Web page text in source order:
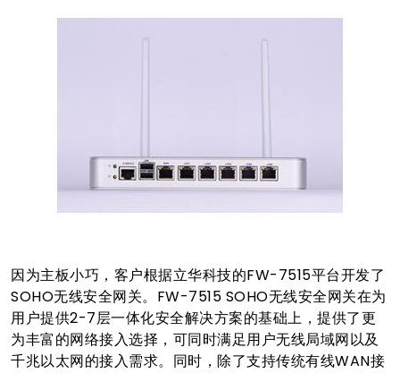
因为主板小巧，客户根据立华科技的FW-7515平台开发了
SOHO无线安全网关。FW-7515 SOHO无线安全网关在为
用户提供2-7层一体化安全解决方案的基础上，提供了更
为丰富的网络接入选择，可同时满足用户无线局域网以及
千兆以太网的接入需求。同时，除了支持传统有线WAN接